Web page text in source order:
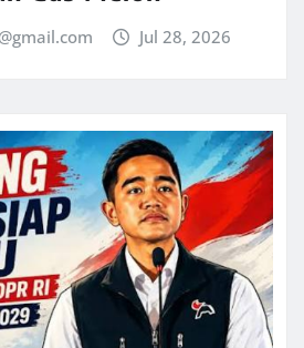
Jul 28, 2026